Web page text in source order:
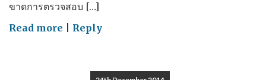
ขาดการตรวจสอบ […]
Read more on
speech
Reply